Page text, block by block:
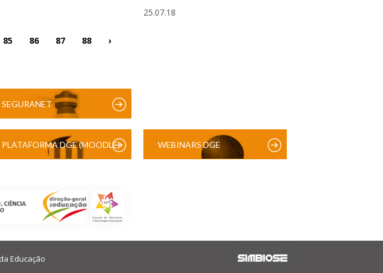
25.07.18
85 86 87 88 ›
SEGURANET
PLATAFORMA DGE (MOODLE) WEBINARS DGE
Educação